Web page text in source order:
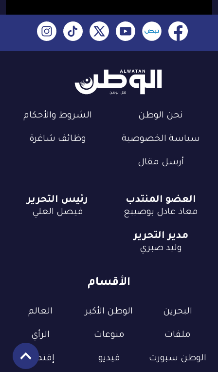
نحن الوطن الشروط والأحكام
سياسة الخصوصية وظائف شاغرة
أرسل مقال
الأقسام
البحرين الوطن الأكبر العالم
ملفات منوعات الرأي
الوطن سبورت فيديو إقتصاد
العضو المنتدب
معاذ عادل بوصيبع
رئيس التحرير
فيصل العلي
مدير التحرير
وليد صبري